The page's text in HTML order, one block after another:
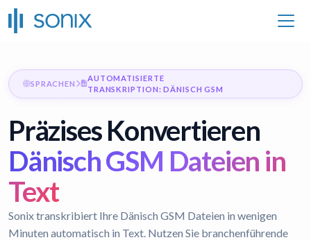
SPRACHEN
AUTOMATISIERTE
TRANSKRIPTION: DÄNISCH GSM
Präzises Konvertieren
Dänisch GSM Dateien in
Text
Sonix transkribiert Ihre Dänisch GSM Dateien in wenigen
Minuten automatisch in Text. Nutzen Sie branchenführende